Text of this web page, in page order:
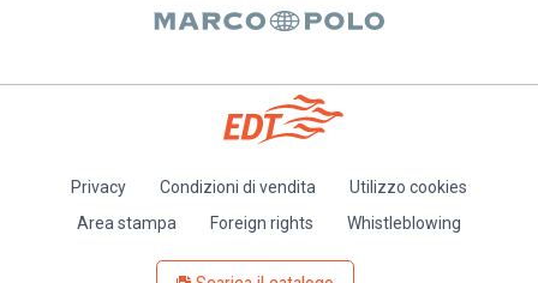
Privacy Condizioni di vendita
Utilizzo cookies
Area stampa
Foreign rights Whistleblowing